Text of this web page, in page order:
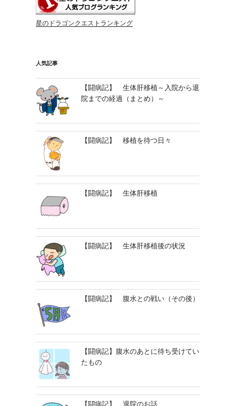
星のドラゴンクエストランキング
人気記事
【闘病記】 生体肝移植～入院から退
院までの経過（まとめ）～
【闘病記】 移植を待つ日々
【闘病記】 生体肝移植
【闘病記】 生体肝移植後の状況
【闘病記】 腹水との戦い（その後）
【闘病記】腹水のあとに待ち受けてい
たもの
【闘病記】 退院のお話